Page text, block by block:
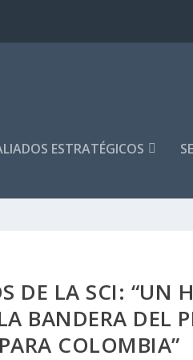
ESTRATÉGICOS
DE LA SCI: “UN
BANDERA DEL
COLOMBIA”